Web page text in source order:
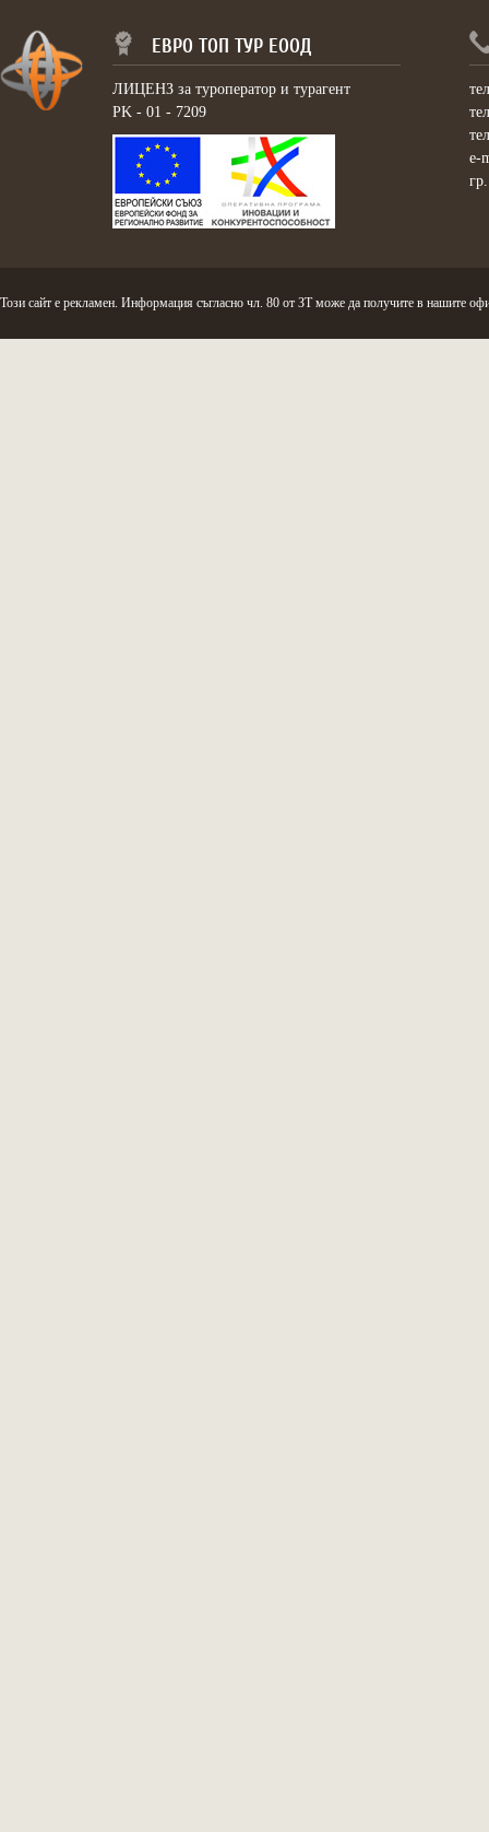
ЕВРО ТОП ТУР ЕООД
ЛИЦЕНЗ за туроператор и турагент
PK - 01 - 7209
e-
Този сайт е рекламен. Информация съгласно чл. 80 от ЗТ може да получите в нашите